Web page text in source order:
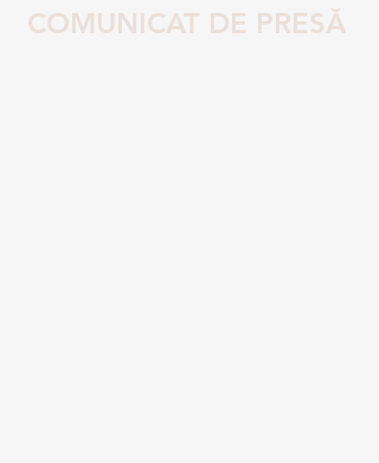
COMUNICAT DE PRESĂ